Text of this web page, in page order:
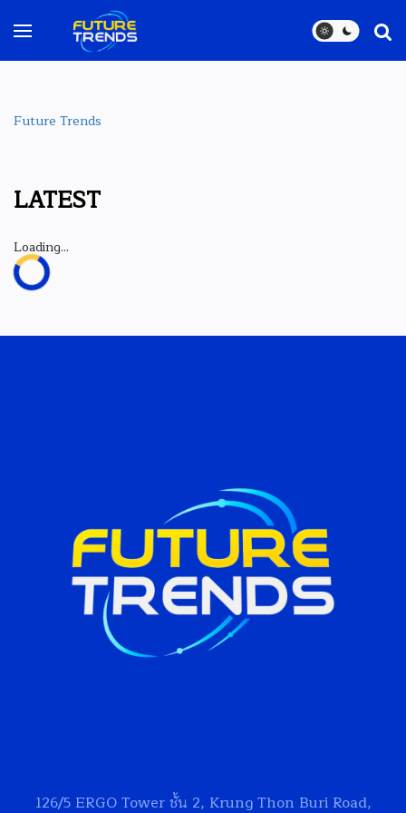
LATEST
Loading...
Future Trends
126/5 ERGO Towerชั้น 2, Krung Thon Buri Road,